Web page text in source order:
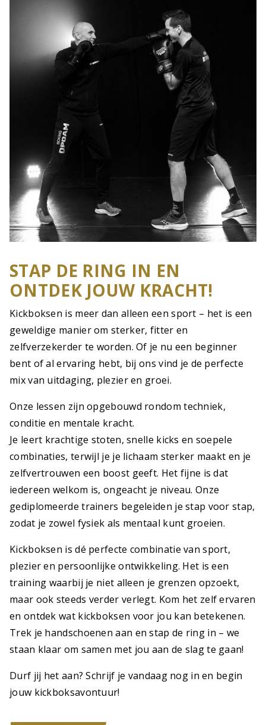
STAP DE RING IN EN
ONTDEK JOUW KRACHT!
Kickboksen is meer dan alleen een sport – het is een
geweldige manier om sterker, fitter en
zelfverzekerder te worden. Of je nu een beginner
bent of al ervaring hebt, bij ons vind je de perfecte
mix van uitdaging, plezier en groei.
Onze lessen zijn opgebouwd rondom techniek,
conditie en mentale kracht.
Je leert krachtige stoten, snelle kicks en soepele
combinaties, terwijl je je lichaam sterker maakt en je
zelfvertrouwen een boost geeft. Het fijne is dat
iedereen welkom is, ongeacht je niveau. Onze
gediplomeerde trainers begeleiden je stap voor stap,
zodat je zowel fysiek als mentaal kunt groeien.
Kickboksen is dé perfecte combinatie van sport,
plezier en persoonlijke ontwikkeling. Het is een
training waarbij je niet alleen je grenzen opzoekt,
maar ook steeds verder verlegt. Kom het zelf ervaren
en ontdek wat kickboksen voor jou kan betekenen.
Trek je handschoenen aan en stap de ring in – we
staan klaar om samen met jou aan de slag te gaan!
Durf jij het aan? Schrijf je vandaag nog in en begin
jouw kickboksavontuur!